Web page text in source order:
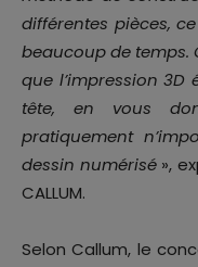
différentes pièces,
beaucoup de temps.
que l’impression
tête, en vous
pratiquement
dessin numérisé»,
CALLUM.
Selon Callum, le